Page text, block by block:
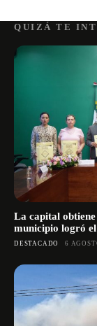
QUIZÁ TE
La capital
municipio logró
DESTACADO 6